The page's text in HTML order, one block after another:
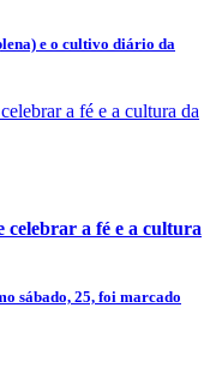
e o cultivo diário da
celebrar a fé e a cultura
sábado, 25, foi marcado